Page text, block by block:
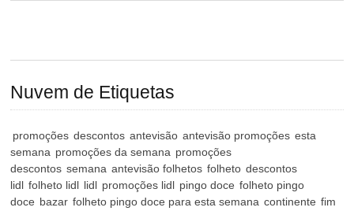
Nuvem de Etiquetas
promoções descontos antevisão antevisão promoções esta
semana promoções da semana promoções
descontos semana antevisão folhetos folheto descontos
lidl folheto lidl lidl promoções lidl pingo doce folheto pingo
doce bazar folheto pingo doce para esta semana continente fim